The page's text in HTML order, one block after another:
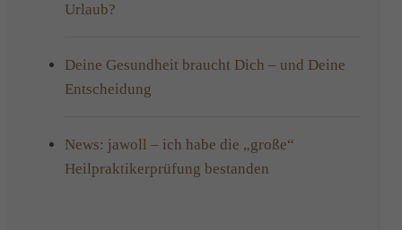
Urlaub?
Deine Gesundheit braucht Dich – und Deine
Entscheidung
News: jawoll – ich habe die „große“
Heilpraktikerprüfung bestanden